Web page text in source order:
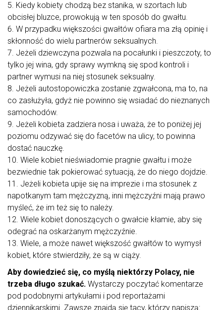
5. Kiedy kobiety chodzą bez stanika, w szortach lub
obcisłej bluzce, prowokują w ten sposób do gwałtu.
6. W przypadku większości gwałtów ofiara ma złą opinię i
skłonność do wielu partnerów seksualnych.
7. Jeżeli dziewczyna pozwala na pocałunki i pieszczoty, to
tylko jej wina, gdy sprawy wymkną się spod kontroli i
partner wymusi na niej stosunek seksualny.
8. Jeżeli autostopowiczka zostanie zgwałcona, ma to, na
co zasłużyła, gdyż nie powinno się wsiadać do nieznanych
samochodów.
9. Jeżeli kobieta zadziera nosa i uważa, że to poniżej jej
poziomu odzywać się do facetów na ulicy, to powinna
dostać nauczkę.
10. Wiele kobiet nieświadomie pragnie gwałtu i może
bezwiednie tak pokierować sytuacją, że do niego dojdzie.
11. Jeżeli kobieta upije się na imprezie i ma stosunek z
napotkanym tam mężczyzną, inni mężczyźni mają prawo
myśleć, że im też się to należy.
12. Wiele kobiet donoszących o gwałcie kłamie, aby się
odegrać na oskarżanym mężczyźnie.
13. Wiele, a może nawet większość gwałtów to wymysł
kobiet, które stwierdziły, że są w ciąży.
Aby dowiedzieć się, co myślą niektórzy Polacy, nie
trzeba długo szukać. Wystarczy poczytać komentarze
pod podobnymi artykułami i pod reportażami
dziennikarskimi. Zawsze znajdą się tacy, którzy napiszą: